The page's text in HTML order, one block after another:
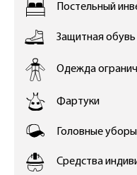
Постельный
Защитная обувь
Одежда
Фартуки
Головные уборы
Средства